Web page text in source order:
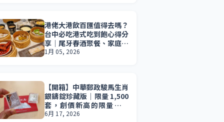
港佬大港飲百匯值得去嗎？
台中必吃港式吃到飽心得分
享｜尾牙春酒聚餐、家庭聚
會首選。
1月 05, 2026
【開箱】中華郵政駿馬生肖
銀鑄錠珍藏版｜限量 1,500
套，創價新高的限量珍藏
版，真的值得收藏嗎？
6月 17, 2026